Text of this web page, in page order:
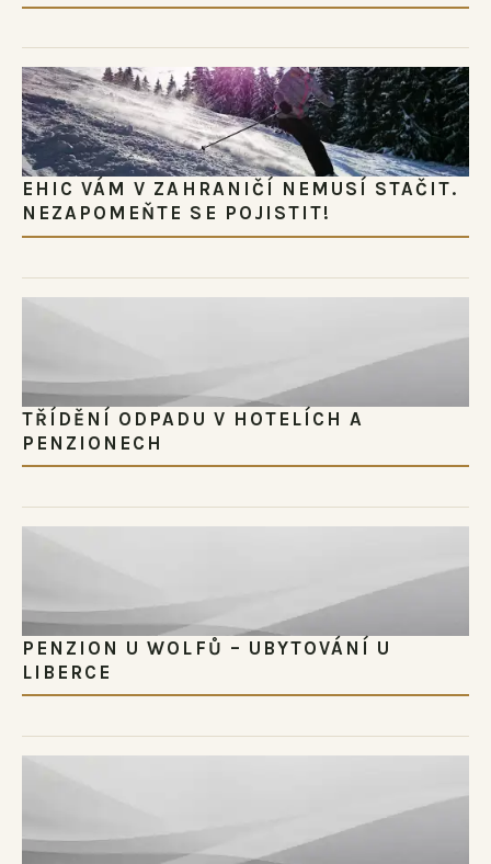
EHIC VÁM V ZAHRANIČÍ NEMUSÍ STAČIT.
NEZAPOMEŇTE SE POJISTIT!
TŘÍDĚNÍ ODPADU V HOTELÍCH A
PENZIONECH
PENZION U WOLFŮ – UBYTOVÁNÍ U
LIBERCE